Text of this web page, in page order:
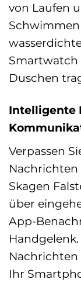
von Laufen
Schwimmen
Smartwatch
Duschen
Intelligente
Verpassen
Nachrichten
Skagen
über
App-
Ihr